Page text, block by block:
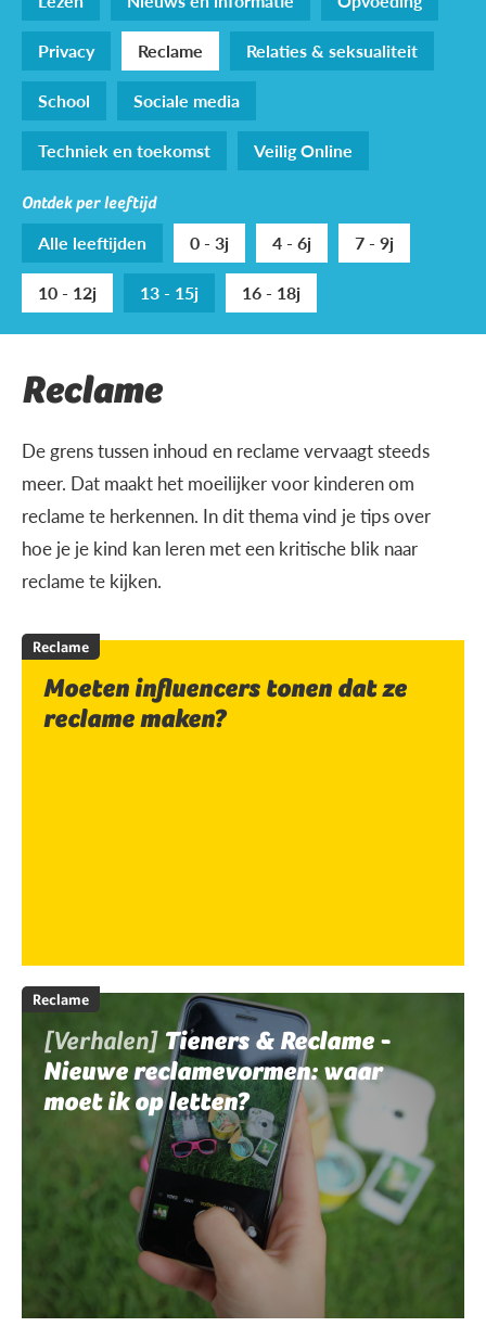
Privacy
Reclame
Relaties & seksualiteit
School
Sociale media
Techniek en toekomst
Veilig Online
Ontdek per leeftijd
Alle leeftijden 0 - 3j 4 - 6j
7 - 9j
10 - 12j
13 - 15j 16 - 18j
Reclame
De grens tussen inhoud en reclame vervaagt steeds
meer. Dat maakt het moeilijker voor kinderen om
reclame te herkennen. In dit thema vind je tips over
hoe je je kind kan leren met een kritische blik naar
reclame te kijken.
Reclame
Moeten influencers tonen dat ze
reclame maken?
Reclame
[Verhalen] Tieners & Reclame -
Nieuwe reclamevormen: waar
moet ik op letten?